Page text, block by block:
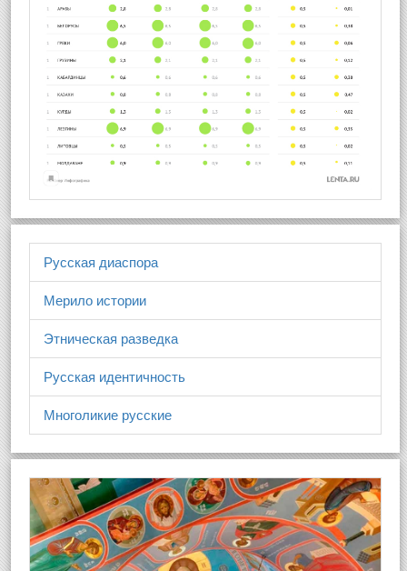
Русская диаспора
Мерило истории
Этническая разведка
Русская идентичность
Многоликие русские